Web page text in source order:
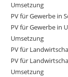
Umsetzung
PV für Gewerbe in
PV für Gewerbe in
Umsetzung
PV für
PV für
Umsetzung